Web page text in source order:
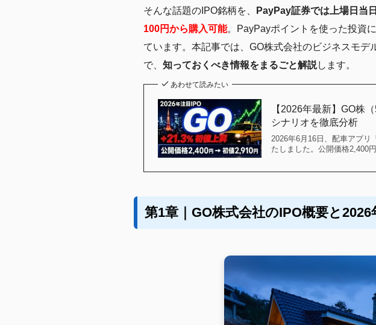
そんな話題のIPO銘柄を、 PayPay証券では上場日当
100円から購入可能。PayPayポイントを使った投資
ています。本記事では、GO株式会社のビジネスモ
で、 知っておくべき情報をまるごと解説します。
あわせて読みたい
【2026年最新】GO株
シナリオを徹底分析
2026年6月16日、配車アプリ
たしました。公開価格2,400
第1章｜GO株式会社のIPO概要と2026